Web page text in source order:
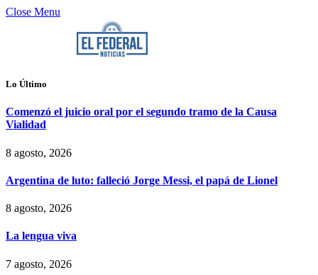
Close Menu
Lo Último
Comenzó el juicio oral por el segundo tramo de la Causa
Vialidad
8 agosto, 2026
Argentina de luto: falleció Jorge Messi, el papá de Lionel
8 agosto, 2026
La lengua viva
7 agosto, 2026